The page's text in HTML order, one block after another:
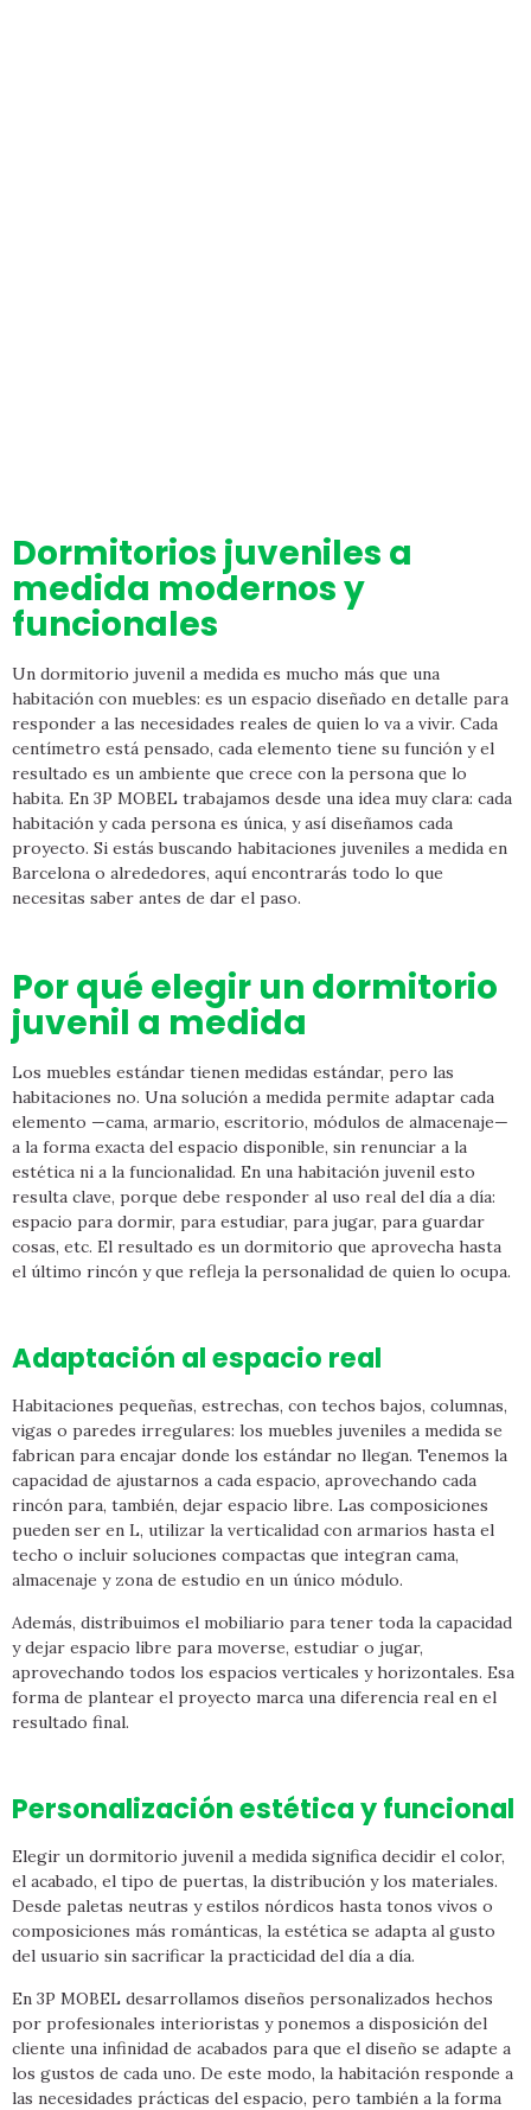
Dormitorios juveniles a
medida modernos y
funcionales
Un dormitorio juvenil a medida es mucho más que una
habitación con muebles: es un espacio diseñado en detalle para
responder a las necesidades reales de quien lo va a vivir. Cada
centímetro está pensado, cada elemento tiene su función y el
resultado es un ambiente que crece con la persona que lo
habita. En 3P MOBEL trabajamos desde una idea muy clara: cada
habitación y cada persona es única, y así diseñamos cada
proyecto. Si estás buscando habitaciones juveniles a medida en
Barcelona o alrededores, aquí encontrarás todo lo que
necesitas saber antes de dar el paso.
Por qué elegir un dormitorio
juvenil a medida
Los muebles estándar tienen medidas estándar, pero las
habitaciones no. Una solución a medida permite adaptar cada
elemento —cama, armario, escritorio, módulos de almacenaje—
a la forma exacta del espacio disponible, sin renunciar a la
estética ni a la funcionalidad. En una habitación juvenil esto
resulta clave, porque debe responder al uso real del día a día:
espacio para dormir, para estudiar, para jugar, para guardar
cosas, etc. El resultado es un dormitorio que aprovecha hasta
el último rincón y que refleja la personalidad de quien lo ocupa.
Adaptación al espacio real
Habitaciones pequeñas, estrechas, con techos bajos, columnas,
vigas o paredes irregulares: los muebles juveniles a medida se
fabrican para encajar donde los estándar no llegan. Tenemos la
capacidad de ajustarnos a cada espacio, aprovechando cada
rincón para, también, dejar espacio libre. Las composiciones
pueden ser en L, utilizar la verticalidad con armarios hasta el
techo o incluir soluciones compactas que integran cama,
almacenaje y zona de estudio en un único módulo.
Además, distribuimos el mobiliario para tener toda la capacidad
y dejar espacio libre para moverse, estudiar o jugar,
aprovechando todos los espacios verticales y horizontales. Esa
forma de plantear el proyecto marca una diferencia real en el
resultado final.
Personalización estética y funcional
Elegir un dormitorio juvenil a medida significa decidir el color,
el acabado, el tipo de puertas, la distribución y los materiales.
Desde paletas neutras y estilos nórdicos hasta tonos vivos o
composiciones más románticas, la estética se adapta al gusto
del usuario sin sacrificar la practicidad del día a día.
En 3P MOBEL desarrollamos diseños personalizados hechos
por profesionales interioristas y ponemos a disposición del
cliente una infinidad de acabados para que el diseño se adapte a
los gustos de cada uno. De este modo, la habitación responde a
las necesidades prácticas del espacio, pero también a la forma